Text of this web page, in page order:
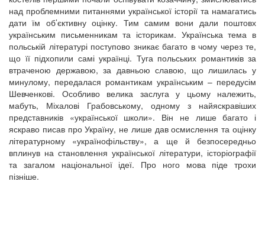
над проблемними питаннями української історії та намагатись
дати їм об’єктивну оцінку. Тим самим вони дали поштовх
українським письменникам та історикам. Українська тема в
польській літературі поступово зникає багато в чому через те,
що її підхопили самі українці. Туга польських романтиків за
втраченою державою, за давньою славою, що лишилась у
минулому, передалася романтикам українським – передусім
Шевченкові. Особливо велика заслуга у цьому належить,
мабуть, Міхалові Грабовському, одному з найяскравіших
представників «української школи». Він не лише багато і
яскраво писав про Україну, не лише дав осмислення та оцінку
літературному «українофільству», а ще й безпосередньо
вплинув на становлення української літератури, історіографії
та загалом національної ідеї. Про ного мова піде трохи
пізніше.